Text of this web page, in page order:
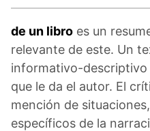
de un libro es un
relevante de este. Un
informativo-descriptivo
que le da el autor. El
mención de
específicos de la